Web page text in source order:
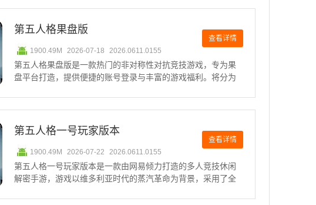
第五人格果盘版
1900.49M 2026-07-18 2026.0611.0155
查看详情
第五人格果盘版是一款热门的非对称性对抗竞技游戏，专为果
盘平台打造，提供便捷的账号登录与丰富的游戏福利。将分为
第五人格一号玩家版本
1900.49M 2026-07-22 2026.0611.0155
查看详情
第五人格一号玩家版本是一款由网易倾力打造的多人竞技休闲
解密手游，游戏以维多利亚时代的蒸汽革命为背景，采用了全